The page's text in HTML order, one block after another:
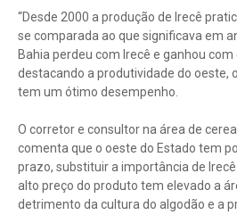
“Desde 2000 a produção de Irecê
se comparada ao que significava em
Bahia perdeu com Irecê e ganhou com
destacando a produtividade do oeste,
tem um ótimo desempenho.
O corretor e consultor na área de
comenta que o oeste do Estado tem
prazo, substituir a importância de
alto preço do produto tem elevado a
detrimento da cultura do algodão e a